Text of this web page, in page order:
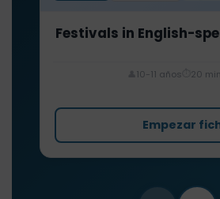
Festivals in English-
10-11 años 20 min
Empezar